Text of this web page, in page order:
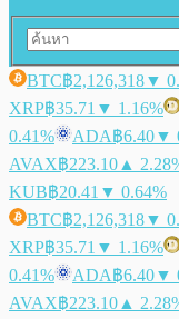
BTC฿2,126,318▼
XRP฿35.71 ▼ 1.16%
0.41%
ADA฿6.40▼
AVAX฿223.10 ▲
KUB฿20.41 ▼ 0.64%
BTC฿2,126,318▼
XRP฿35.71 ▼ 1.16%
0.41%
ADA฿6.40▼
AVAX฿223.10 ▲